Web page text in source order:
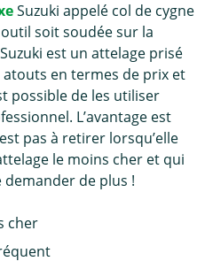
Suzuki appelé col de cygne
soit soudée sur la
est un attelage prisé
atouts en termes de prix et
possible de les utiliser
L’avantage est
pas à retirer lorsqu’elle
le moins cher et qui
de plus !
cher